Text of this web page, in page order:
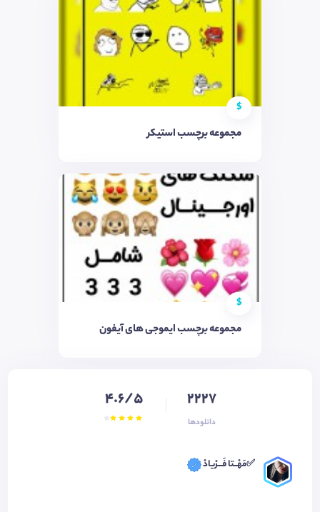
$
مجموعه برچسب استیکر
$
مجموعه برچسب ایموجی های آیفون
2227
دانلودها
4.6/5
✅مَهْــتا فَـــرْیادْ